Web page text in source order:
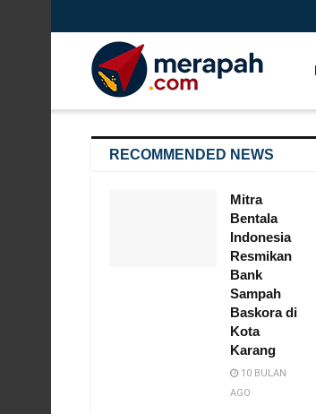
RECOMMENDED NEWS
Mitra
Bentala
Indonesia
Resmikan
Bank
Sampah
Baskora di
Kota
Karang
10 BULAN
AGO